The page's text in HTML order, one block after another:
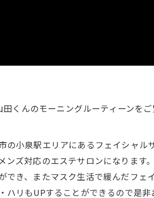
田くんのモーニングルーティーンを
の小泉駅エリアにあるフェイシャ
ンズ対応のエステサロンになりま
でき、またマスク生活で緩んだフ
ハリもUPすることができるので是